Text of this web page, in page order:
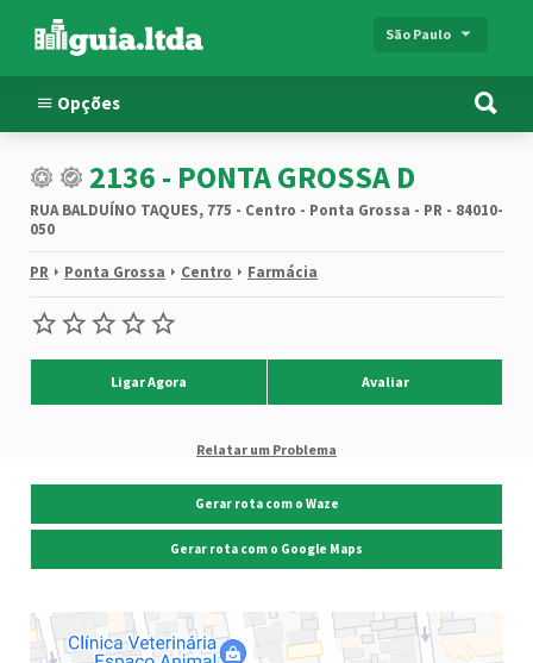
São Paulo
Opções
2136 - PONTA GROSSA D
RUA BALDUÍNO TAQUES, 775 - Centro - Ponta Grossa - PR - 84010-
050
PR Ponta Grossa Centro Farmácia
Ligar Agora Avaliar
Relatar um Problema
Gerar rota com o Waze
Gerar rota com o Google Maps